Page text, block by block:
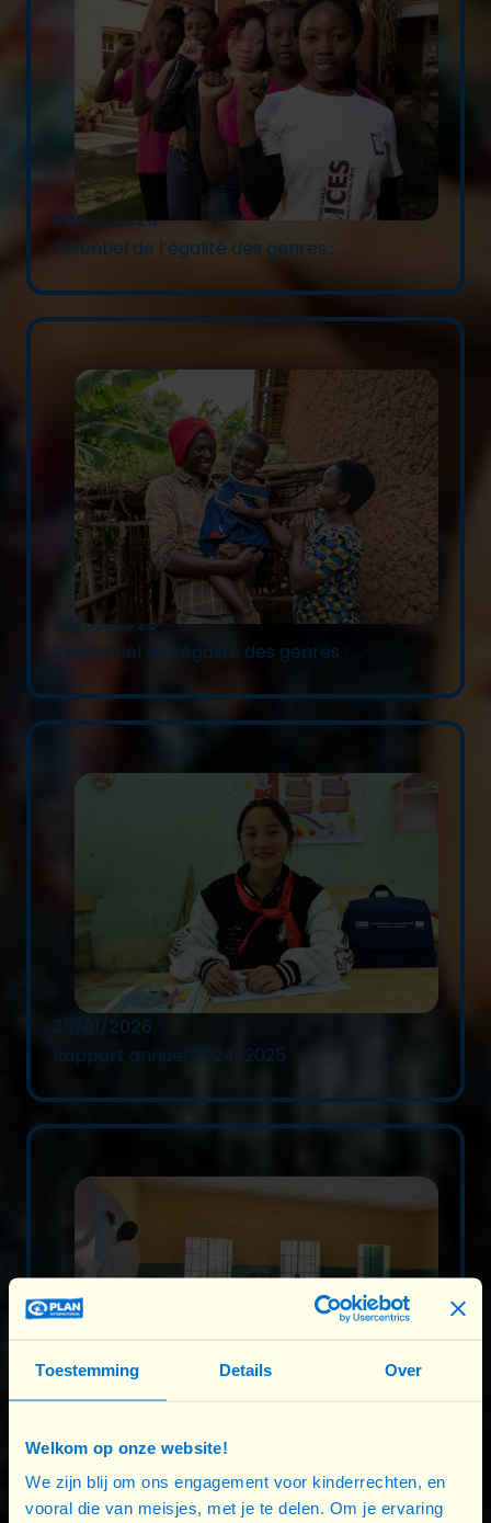
Toestemming Details Over
Welkom op onze website!
We zijn blij om ons engagement voor kinderrechten, en
vooral die van meisjes, met je te delen. Om je ervaring
09/06/2026
Essentiel de l’égalité des genres : ...
25/03/2026
L’essentiel de l’égalité des genres : ...
30/01/2026
Rapport annuel 2024-2025
« L’école doit être un lieu ...